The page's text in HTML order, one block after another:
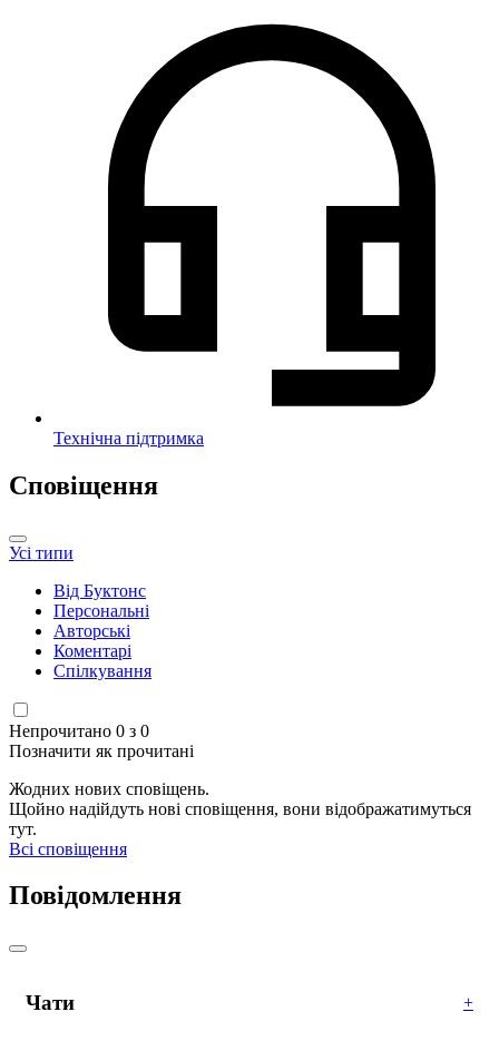
Технічна підтримка
Сповіщення
Усі типи
Від Буктонс
Персональні
Авторські
Коментарі
Спілкування
Непрочитано 0 з 0
Позначити як прочитані
Жодних нових сповіщень.
Щойно надійдуть нові сповіщення, вони відображатимуться
тут.
Всі сповіщення
Повідомлення
Чати +